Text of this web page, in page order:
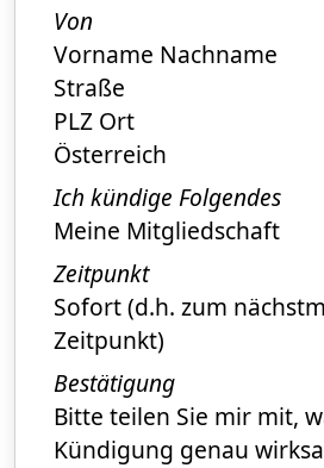
Von
Vorname Nachname
Straße
PLZ Ort
Österreich
Ich kündige Folgendes
Meine Mitgliedschaft
Zeitpunkt
Sofort (d.h. zum
Zeitpunkt)
Bestätigung
Bitte teilen Sie mir mit,
Kündigung genau